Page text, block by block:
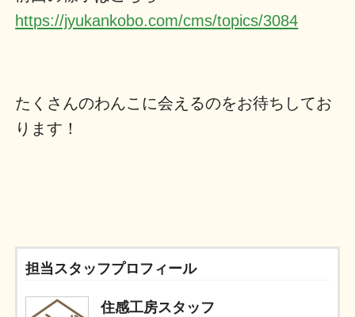
https://jyukankobo.com/cms/topics/3084
たくさんのわんこに会えるのをお待ちしてお
ります！
担当スタッフプロフィール
住感工房スタッフ